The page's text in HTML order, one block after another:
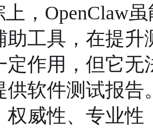
， OpenClaw
助工具，在提
定作用，但它无
供软件测试报告
权威性、专业性